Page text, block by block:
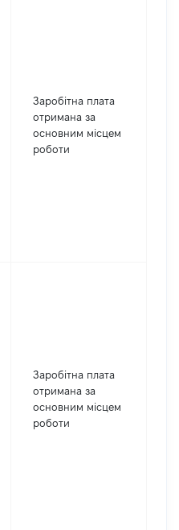
Заробітна плата
отримана за
основним місцем
роботи
Заробітна плата
отримана за
основним місцем
роботи